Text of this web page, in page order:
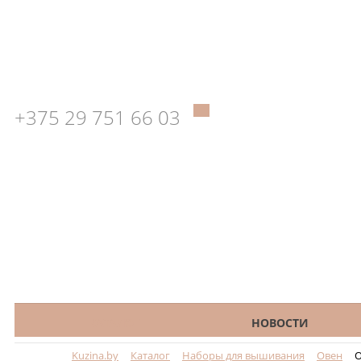
+375 29 751 66 03
НОВОСТИ
Kuzina.by Каталог Наборы для вышивания Овен